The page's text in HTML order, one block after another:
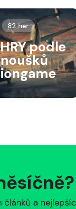
82 her
podle
a